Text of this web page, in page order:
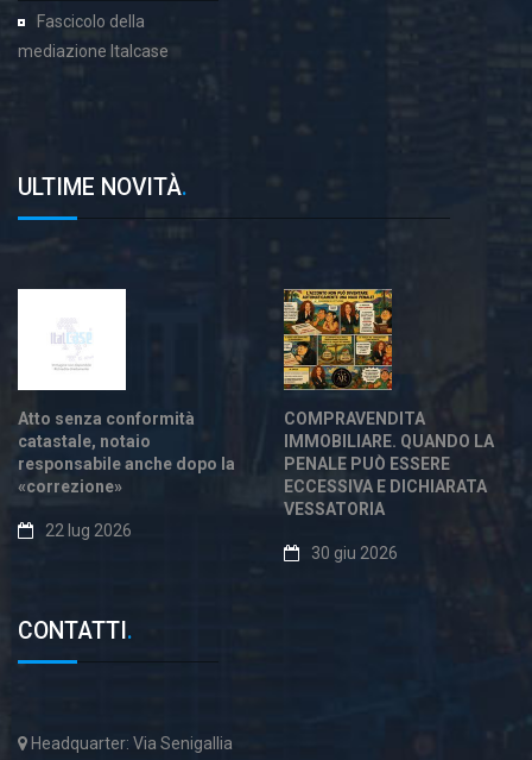
Fascicolo della
mediazione Italcase
ULTIME NOVITÀ.
Atto senza conformità
catastale, notaio
responsabile anche dopo la
«correzione»
22 lug 2026
COMPRAVENDITA
IMMOBILIARE. QUANDO LA
PENALE PUÒ ESSERE
ECCESSIVA E DICHIARATA
VESSATORIA
30 giu 2026
CONTATTI .
Headquarter: Via Senigallia